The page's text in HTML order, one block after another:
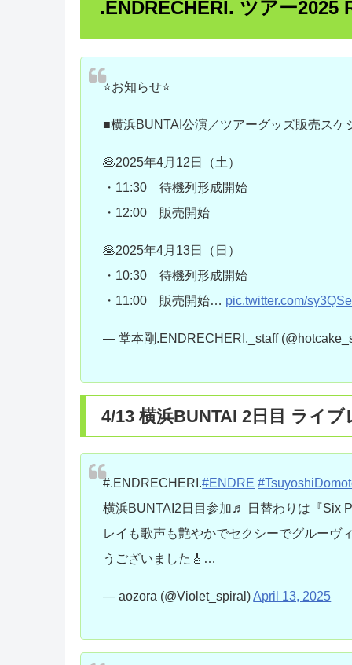
.ENDRECHERI. ツアー2025
⭐️お知らせ⭐️
■横浜BUNTAI公演／ツアーグッズ販売スケ
🥞2025年4月12日（土）
・11:30 待機列形成開始
・12:00 販売開始
🥞2025年4月13日（日）
・10:30 待機列形成開始
・11:00 販売開始… pic.twitter.com/
— 堂本剛.ENDRECHERI._staff
4/13 横浜BUNTAI 2日目 ライブ
#.ENDRECHERI.#ENDRE
横浜BUNTAI2日目参加♬ 日替わりは『Six
レイも歌声も艶やかでセクシーでグルーヴ
うございました🎸…
— aozora (@Violet_spiral)April 13, 2025